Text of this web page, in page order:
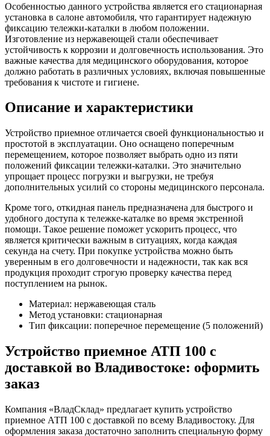
Особенностью данного устройства является его стационарная
установка в салоне автомобиля, что гарантирует надежную
фиксацию тележки-каталки в любом положении.
Изготовление из нержавеющей стали обеспечивает
устойчивость к коррозии и долговечность использования. Это
важные качества для медицинского оборудования, которое
должно работать в различных условиях, включая повышенные
требования к чистоте и гигиене.
Описание и характеристики
Устройство приемное отличается своей функциональностью и
простотой в эксплуатации. Оно оснащено поперечным
перемещением, которое позволяет выбрать одно из пяти
положений фиксации тележки-каталки. Это значительно
упрощает процесс погрузки и выгрузки, не требуя
дополнительных усилий со стороны медицинского персонала.
Кроме того, откидная панель предназначена для быстрого и
удобного доступа к тележке-каталке во время экстренной
помощи. Такое решение поможет ускорить процесс, что
является критически важным в ситуациях, когда каждая
секунда на счету. При покупке устройства можно быть
уверенным в его долговечности и надежности, так как вся
продукция проходит строгую проверку качества перед
поступлением на рынок.
Материал: нержавеющая сталь
Метод установки: стационарная
Тип фиксации: поперечное перемещение (5 положений)
Устройство приемное АТП 100 с
доставкой во Владивостоке: оформить
заказ
Компания «ВладСклад» предлагает купить устройство
приемное АТП 100 с доставкой по всему Владивостоку. Для
оформления заказа достаточно заполнить специальную форму